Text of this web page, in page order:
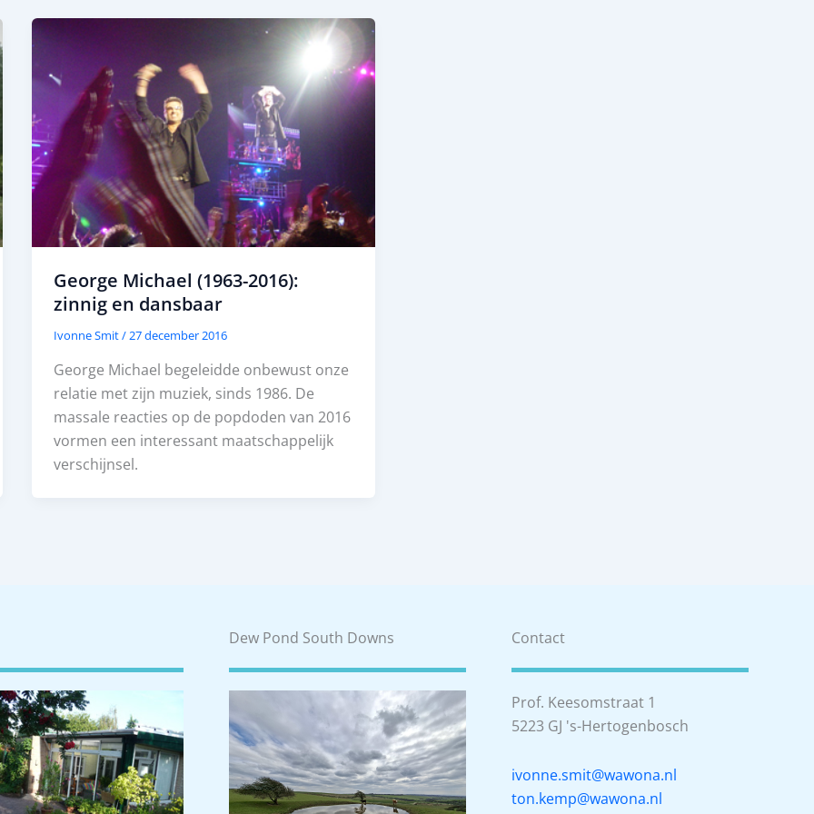
George Michael (1963-2016):
zinnig en dansbaar
Ivonne Smit/27 december 2016
George Michael begeleidde onbewust onze
relatie met zijn muziek, sinds 1986. De
massale reacties op de popdoden van 2016
vormen een interessant maatschappelijk
verschijnsel.
Dew Pond South Downs Contact
Prof. Keesomstraat 1
5223 GJ 's-Hertogenbosch
ivonne.smit@wawona.nl
ton.kemp@wawona.nl